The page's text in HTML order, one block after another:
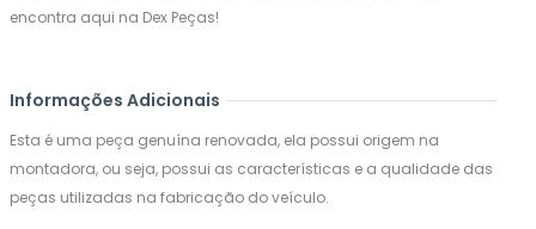
encontra aqui na Dex Peças!
Informações Adicionais
Esta é uma peça genuína renovada, ela possui origem na
montadora, ou seja, possui as características e a qualidade das
peças utilizadas na fabricação do veículo.